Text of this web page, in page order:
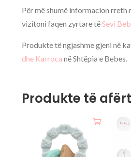
Për më shumë informacion rreth
vizitoni faqen zyrtare tëSevi
Produkte të ngjashme gjeni në
dhe Karroca në Shtëpia e Bebes.
Produkte të afërt